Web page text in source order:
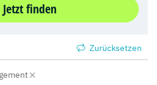
Jetzt finden
Zurücksetzen